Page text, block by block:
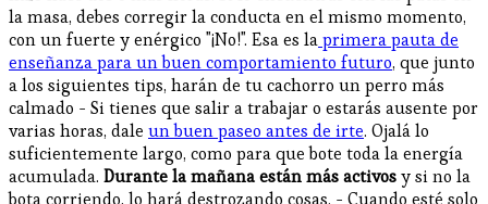
la masa, debes corregir la conducta en el mismo momento,
con un fuerte y enérgico "¡No!". Esa es laprimera pauta de
enseñanza para un buen comportamiento futuro, que junto
a los siguientes tips, harán de tu cachorro un perro más
calmado - Si tienes que salir a trabajar o estarás ausente por
varias horas, dale un buen paseo antes de irte. Ojalá lo
suficientemente largo, como para que bote toda la energía
acumulada. Durante la mañana están más activosy si no la
bota corriendo, lo hará destrozando cosas. - Cuando esté solo